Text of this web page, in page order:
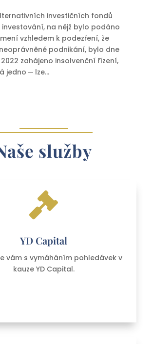
investičních fondů
na nějž bylo podáno
vzhledem k podezření, že
podnikání, bylo dne
2022 zahájeno insolvenční řízení,
jedno ─ lze...
služby

YD Capital
vám s vymáháním pohledávek v
kauze YD Capital.